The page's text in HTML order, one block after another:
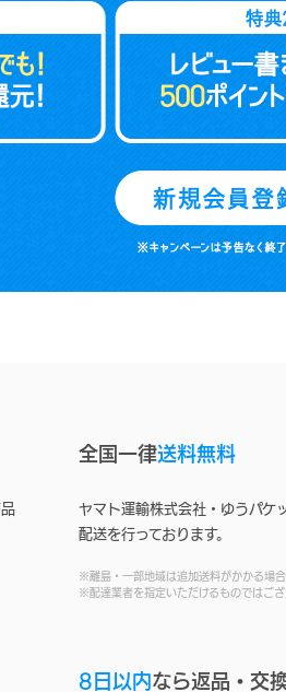
全国一律送料無料
ヤマト運輸株式会社・ゆうパケ
配送を行っております。
※離島・一部地域は追加送料がかかる場合
※配達業者を指定いただけるものではござ
8日以内なら返品・交